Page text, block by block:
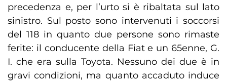
precedenza e, per l’urto si è ribaltata sul lato
sinistro. Sul posto sono intervenuti i soccorsi
del 118 in quanto due persone sono rimaste
ferite: il conducente della Fiat e un 65enne, G.
I. che era sulla Toyota. Nessuno dei due è in
gravi condizioni, ma quanto accaduto induce